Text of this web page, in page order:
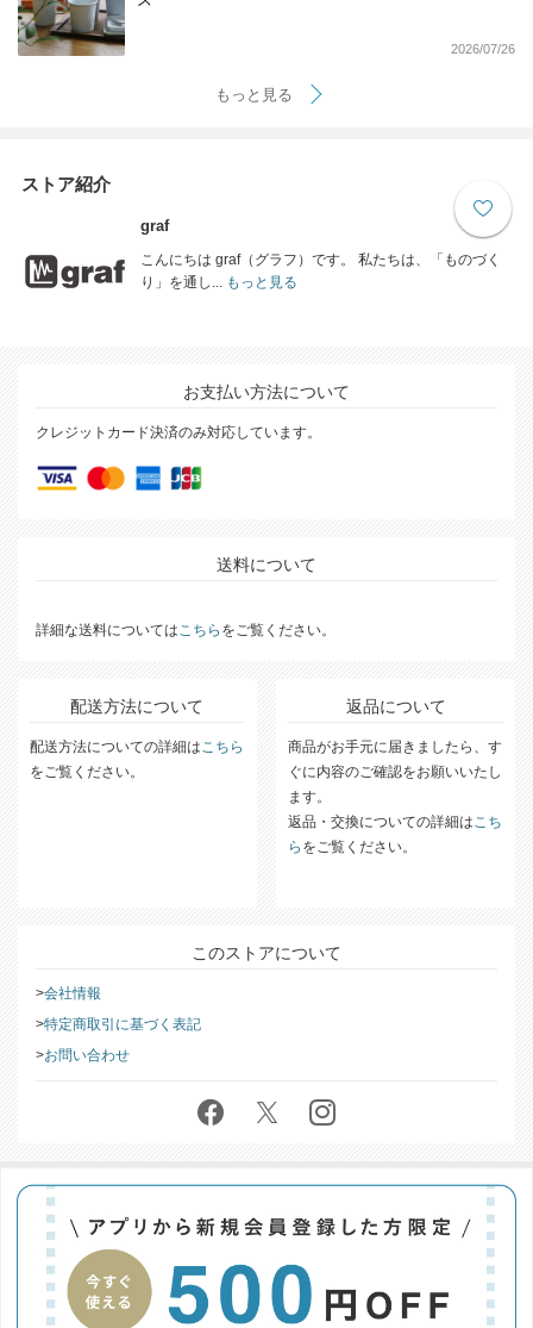
2026/07/26
もっと見る
ストア紹介
graf
こんにちは graf（グラフ）です。 私たちは、「ものづく
り」を通し...
もっと見る
お支払い方法について
クレジットカード決済のみ対応しています。
送料について
詳細な送料については こちら をご覧ください。
配送方法について
配送方法についての詳細は こちら
をご覧ください。
返品について
商品がお手元に届きましたら、す
ぐに内容のご確認をお願いいたし
ます。
返品・交換についての詳細は こち
ら をご覧ください。
このストアについて
会社情報
特定商取引に基づく表記
お問い合わせ